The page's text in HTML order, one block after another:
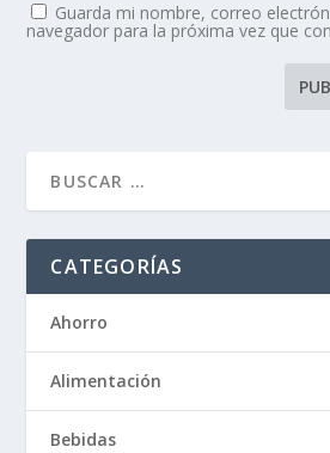
Guarda mi nombre, correo
navegador para la próxima vez que
CATEGORÍAS
Ahorro
Alimentación
Bebidas